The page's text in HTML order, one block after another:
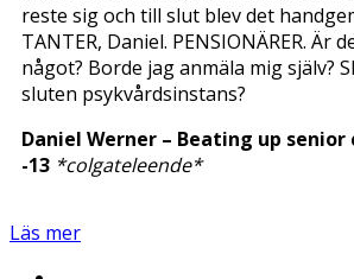
reste sig och till slut blev det
TANTER, Daniel. PENSIONÄRER. Är
något? Borde jag anmäla mig själv?
sluten psykvårdsinstans?
Daniel Werner – Beating up senior
-13 *colgateleende*
Läs mer